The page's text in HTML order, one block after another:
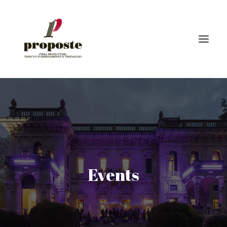
The fair
Exhibitors
Visitors | How to reach us
Events
Gallery
Press
Events